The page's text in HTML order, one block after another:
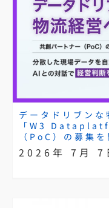
データドリブン
「W3
（PoC）の募集を
2026年 7月 7